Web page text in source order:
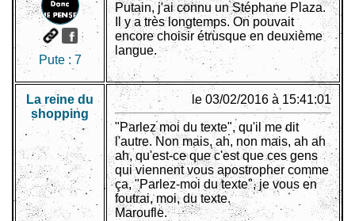
Pute : 7
Putain, j'ai connu un Stéphane Plaza.
Il y a très longtemps. On pouvait
encore choisir étrusque en deuxième
langue.
La reine du
shopping
le 03/02/2016 à 15:41:01
"Parlez moi du texte", qu'il me dit
l'autre. Non mais, ah, non mais, ah ah
ah, qu'est-ce que c'est que ces gens
qui viennent vous apostropher comme
ça, "Parlez-moi du texte", je vous en
foutrai, moi, du texte.
Maroufle.